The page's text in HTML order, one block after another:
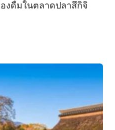
งดื่มในตลาดปลาสึกิจิ